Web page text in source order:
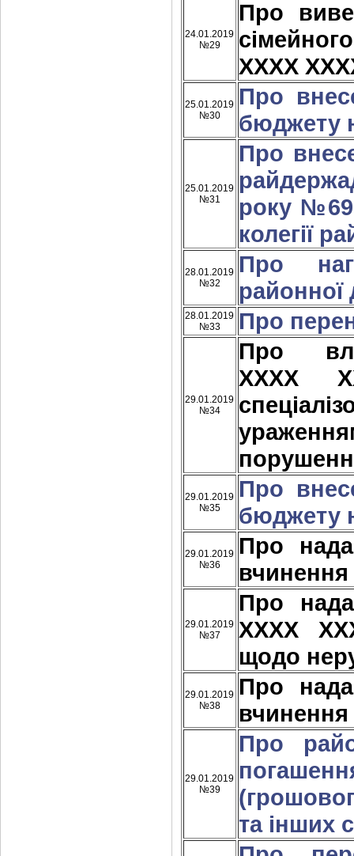
24.01.2019
№29
Про
ХХХХ
25.01.2019
№30
Про
бюджету
25.01.2019
№31
Про
року
колегії
28.01.2019
№32
Про
районної
28.01.2019
№33
Про
29.01.2019
№34
Про
ХХХХ
29.01.2019
№35
Про
бюджету
29.01.2019
№36
Про
29.01.2019
№37
Про
ХХХХ
щодо
29.01.2019
№38
Про
29.01.2019
№39
Про
та інших